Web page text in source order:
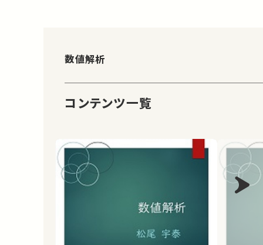
数値解析
コンテンツ一覧